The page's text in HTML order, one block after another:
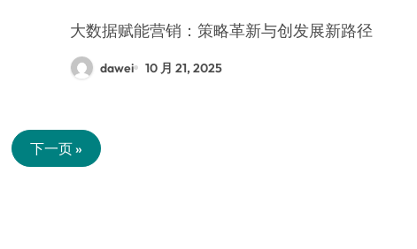
大数据赋能营销：策略革新与创发展新路径
dawei 10 月 21, 2025
下一页 »